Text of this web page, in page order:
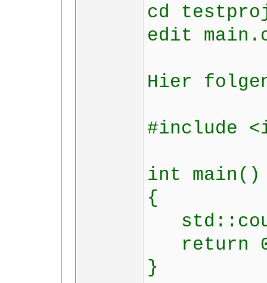
cd
edit
Hier
#include
int main()
{
return
}